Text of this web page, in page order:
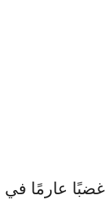
غضبًا عارمًا في